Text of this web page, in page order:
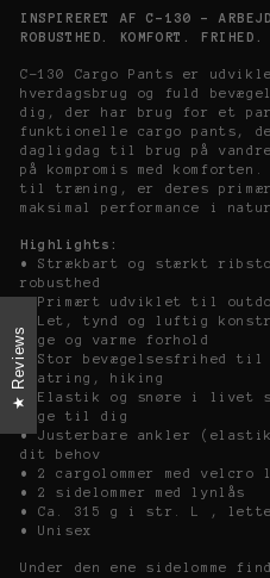
INSPIRERET AF C-130 -
ROBUSTHED. KOMFORT. FRIHED.
C-130 Cargo Pants er
hverdagsbrug og fuld
dig, der har brug for et
funktionelle cargo pants,
dagligdag til brug på
på kompromis med komforten.
til træning, er deres
maksimal performance i
Highlights:
• Strækbart og stærkt
robusthed
• Primært udviklet til
• Let, tynd og luftig
dage og varme forhold
• Stor bevægelsesfrihed til
klatring, hiking
• Elastik og snøre i livet
lige til dig
• Justerbare ankler
dit behov
• 2 cargolommer med velcro
• 2 sidelommer med lynlås
• Ca. 315 g i str. L , lette
• Unisex
Under den ene sidelomme
Reviews